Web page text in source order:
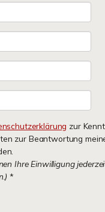
zur
zur Beantwortung
Ihre Einwilligung
*